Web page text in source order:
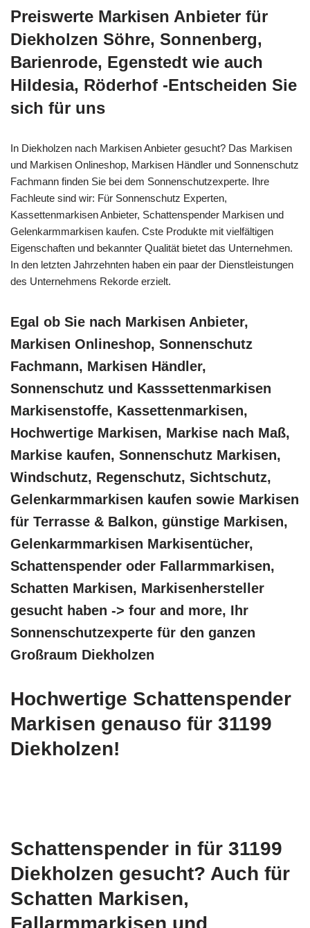
Preiswerte Markisen Anbieter für
Diekholzen Söhre, Sonnenberg,
Barienrode, Egenstedt wie auch
Hildesia, Röderhof -Entscheiden Sie
sich für uns
In Diekholzen nach Markisen Anbieter gesucht? Das Markisen
und Markisen Onlineshop, Markisen Händler und Sonnenschutz
Fachmann finden Sie bei dem Sonnenschutzexperte. Ihre
Fachleute sind wir: Für Sonnenschutz Experten,
Kassettenmarkisen Anbieter, Schattenspender Markisen und
Gelenkarmmarkisen kaufen. Cste Produkte mit vielfältigen
Eigenschaften und bekannter Qualität bietet das Unternehmen.
In den letzten Jahrzehnten haben ein paar der Dienstleistungen
des Unternehmens Rekorde erzielt.
Egal ob Sie nach Markisen Anbieter,
Markisen Onlineshop, Sonnenschutz
Fachmann, Markisen Händler,
Sonnenschutz und Kasssettenmarkisen
Markisenstoffe, Kassettenmarkisen,
Hochwertige Markisen, Markise nach Maß,
Markise kaufen, Sonnenschutz Markisen,
Windschutz, Regenschutz, Sichtschutz,
Gelenkarmmarkisen kaufen sowie Markisen
für Terrasse & Balkon, günstige Markisen,
Gelenkarmmarkisen Markisentücher,
Schattenspender oder Fallarmmarkisen,
Schatten Markisen, Markisenhersteller
gesucht haben -> four and more, Ihr
Sonnenschutzexperte für den ganzen
Großraum Diekholzen
Hochwertige Schattenspender
Markisen genauso für 31199
Diekholzen!
Schattenspender in für 31199
Diekholzen gesucht? Auch für
Schatten Markisen,
Fallarmmarkisen und